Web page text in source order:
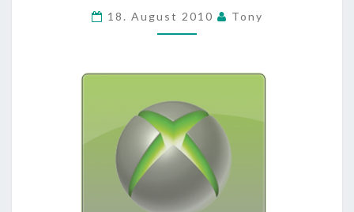
AUTOMATISCH
18. August 2010 Tony